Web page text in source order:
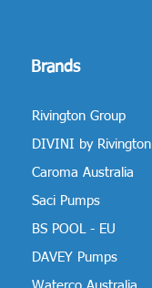
Brands
Rivington Group
DIVINI by Rivington
Caroma Australia
Saci Pumps
BS POOL - EU
DAVEY Pumps